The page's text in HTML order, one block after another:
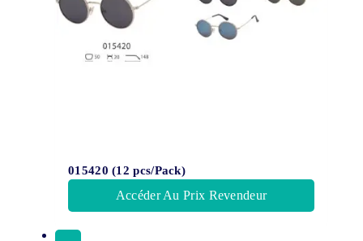
015420 (12 pcs/Pack)
Accéder Au Prix Revendeur